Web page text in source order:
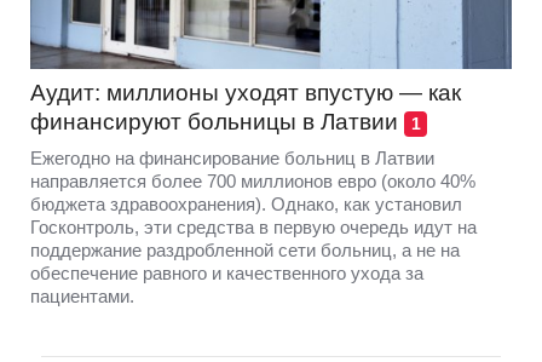
Аудит: миллионы уходят впустую — как
финансируют больницы в Латвии
1
Ежегодно на финансирование больниц в Латвии
направляется более 700 миллионов евро (около 40%
бюджета здравоохранения). Однако, как установил
Госконтроль, эти средства в первую очередь идут на
поддержание раздробленной сети больниц, а не на
обеспечение равного и качественного ухода за
пациентами.